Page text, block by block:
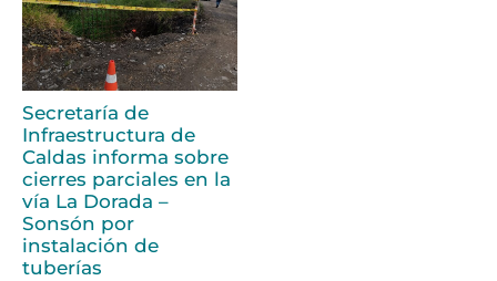
Secretaría de
Infraestructura de
Caldas informa sobre
cierres parciales en la
vía La Dorada –
Sonsón por
instalación de
tuberías